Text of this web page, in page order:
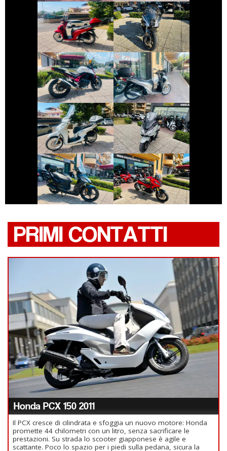
HONDA SH
BENELLI
TORNADO
HONDA HORNET
€ 5.990 €
HONDA SH
€ 2.290 €
HONDA SH
€ 3.790 €
HONDA FORZA-
350
€ 4.290 €
KYMCO AGILITY
€ 2.090 €
HONDA X-ADV
€ 8.690 €
PRIMI CONTATTI
Honda PCX 150 2011
Il PCX cresce di cilindrata e sfoggia un nuovo motore: Honda
promette 44 chilometri con un litro, senza sacrificare le
prestazioni. Su strada lo scooter giapponese è agile e
scattante. Poco lo spazio per i piedi sulla pedana, sicura la